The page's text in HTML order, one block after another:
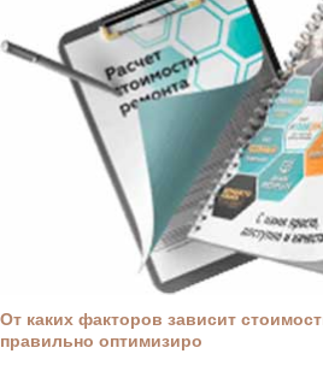
От каких факторов зависит
правильно оптимизиро